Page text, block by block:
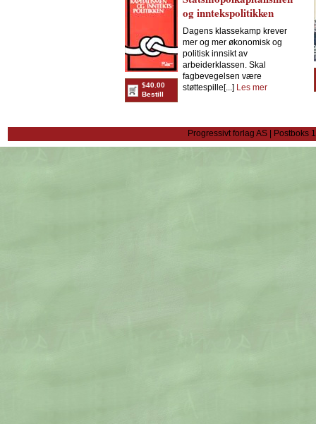
$40.00
Bestill
og inntekspolitikken
Dagens klassekamp krever
mer og mer økonomisk og
politisk innsikt av
arbeiderklassen. Skal
fagbevegelsen være
støttespille[...] Les mer
Progressivt forlag AS | Postboks